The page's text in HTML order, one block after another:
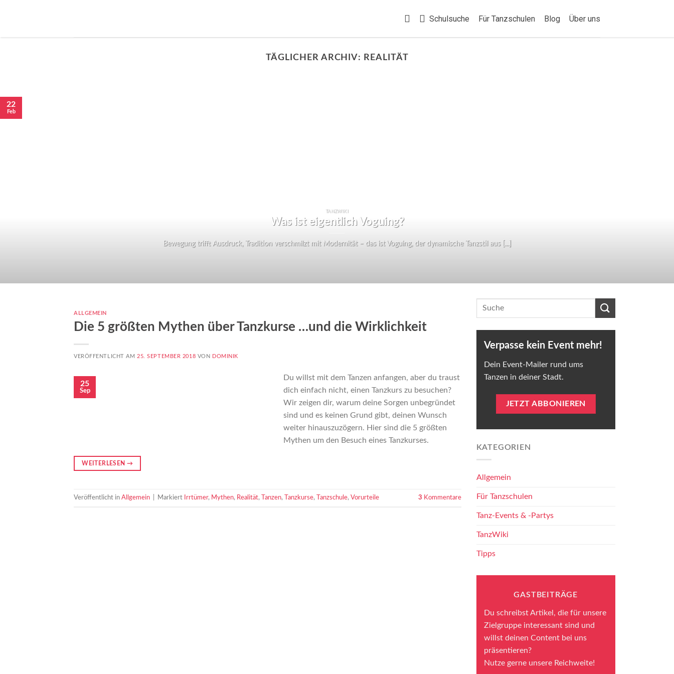
Schulsuche Für Tanzschulen Blog Über uns
TÄGLICHER ARCHIV: REALITÄT
TANZWIKI
Was ist eigentlich Voguing?
Bewegung trifft Ausdruck, Tradition verschmilzt mit Modernität – das ist Voguing, der dynamische Tanzstil aus [...]
22
Feb
ALLGEMEIN
Die 5 größten Mythen über Tanzkurse …und die Wirklichkeit
VERÖFFENTLICHT AM 25. SEPTEMBER 2018 VON DOMINIK
25
Sep
Du willst mit dem Tanzen anfangen, aber du traust
dich einfach nicht, einen Tanzkurs zu besuchen?
Wir zeigen dir, warum deine Sorgen unbegründet
sind und es keinen Grund gibt, deinen Wunsch
weiter hinauszuzögern. Hier sind die 5 größten
Mythen um den Besuch eines Tanzkurses.
WEITERLESEN →
Veröffentlicht in Allgemein Markiert Irrtümer, Mythen, Realität, Tanzen, Tanzkurse, Tanzschule, Vorurteile 3 Kommentare
Verpasse kein Event mehr!
Dein Event-Mailer rund ums
Tanzen in deiner Stadt.
JETZT ABBONIEREN
KATEGORIEN
Allgemein
Für Tanzschulen
Tanz-Events & -Partys
TanzWiki
Tipps
GASTBEITRÄGE
Du schreibst Artikel, die für unsere
Zielgruppe interessant sind und
willst deinen Content bei uns
präsentieren?
Nutze gerne unsere Reichweite!